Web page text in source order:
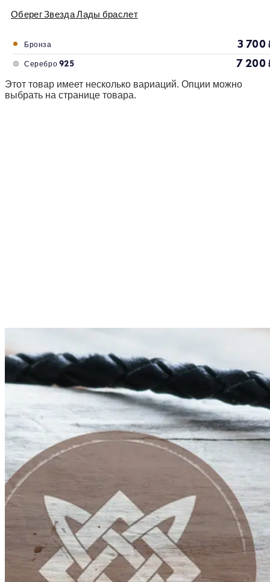
Оберег Звезда Лады браслет
Бронза 3 700
Серебро 925 7 200
Этот товар имеет несколько вариаций. Опции можно
выбрать на странице товара.